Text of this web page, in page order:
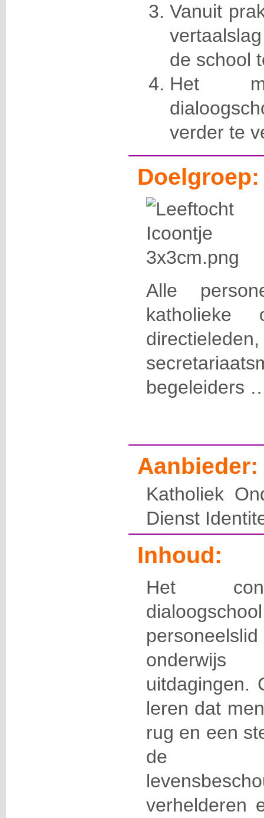
Vanuit
de school
Het
verder te
Doelgroep:
Alle
katholieke
begeleiders
Aanbieder:
Katholiek
Dienst
Inhoud:
Het
onderwijs
uitdagingen.
leren dat
rug en een
de
verhelderen